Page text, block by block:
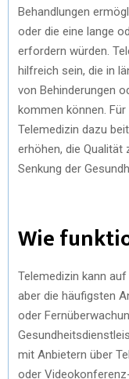
Behandlungen
oder die eine lange
erfordern würden.
hilfreich sein, die in
von Behinderungen
kommen können.
Telemedizin dazu
erhöhen, die Qualität
Senkung der
Wie
Telemedizin kann
aber die häufigsten
oder
mit Anbietern über
oder